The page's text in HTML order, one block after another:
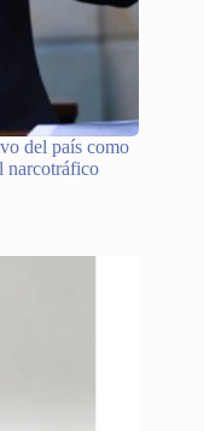
del país como
narcotráfico